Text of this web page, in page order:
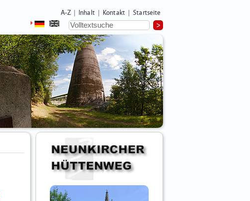
A-Z Inhalt Kontakt Startseite